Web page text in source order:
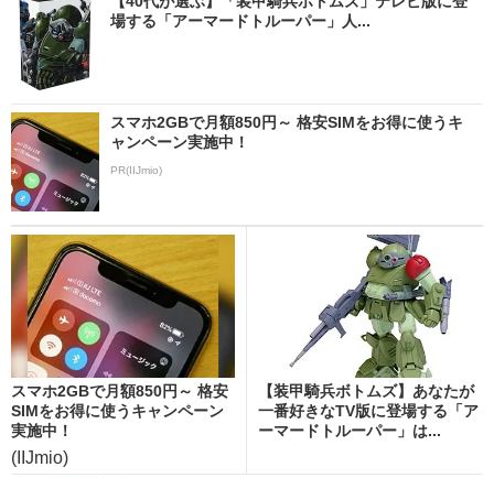
場する「アーマードトルーパー」人...
スマホ2GBで月額850円～ 格安SIMをお得に使うキ
ャンペーン実施中！
PR(IIJmio)
スマホ2GBで月額850円～ 格安
SIMをお得に使うキャンペーン
実施中！
(IIJmio)
【装甲騎兵ボトムズ】あなたが
一番好きなTV版に登場する「ア
ーマードトルーパー」は...